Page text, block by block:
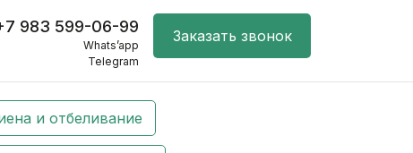
983 599-06-99
Whats’app
Telegram
Заказать звонок
и отбеливание